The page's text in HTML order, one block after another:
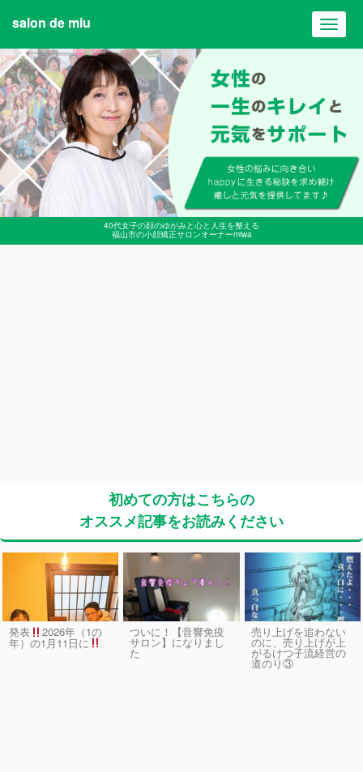
40代女子の顔のゆがみと心と人生を整える
福山市の小顔矯正サロンオーナーmiwa
salon de miu
初めての方はこちらの
オススメ記事をお読みください
発表 2026年（1の
年）の1月11日に
ついに！【音響免疫
サロン】になりまし
た
売り上げを追わない
のに、売り上げが上
がるけつ子流経営の
道のり③